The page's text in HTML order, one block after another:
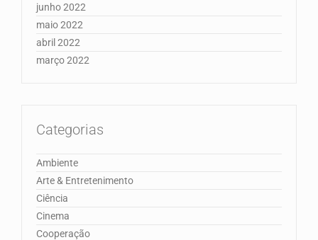
junho 2022
maio 2022
abril 2022
março 2022
Categorias
Ambiente
Arte & Entretenimento
Ciência
Cinema
Cooperação